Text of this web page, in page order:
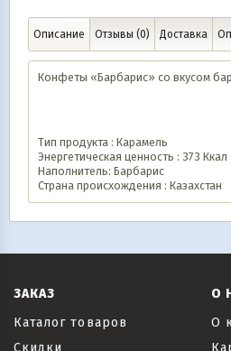
Описание Отзывы (0) Доставка
Конфеты «Барбарис» со вкусом
Тип продукта : Карамель
Энергетическая ценность : 373 Ккал
Наполнитель: Барбарис
Страна происхождения : Казахстан
ЗАКАЗ
Каталог товаров
Скидки
О
О